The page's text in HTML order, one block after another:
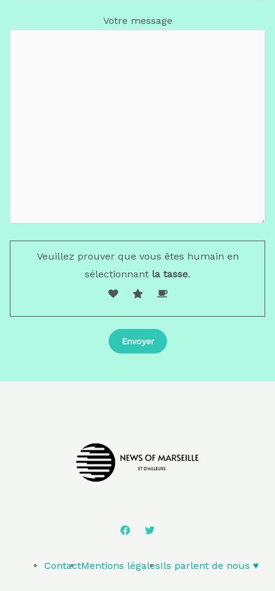
Votre message
Veuillez prouver que vous êtes humain en
sélectionnant la tasse.
ContactMentions légalesIls parlent de nous ♥️